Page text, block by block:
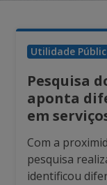
Utilidade
Pesquisa
aponta
em
Com a
pesquisa
identificou